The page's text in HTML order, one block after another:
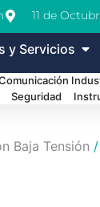
11 de
y Servicios
Seguridad
Baja Tensión /